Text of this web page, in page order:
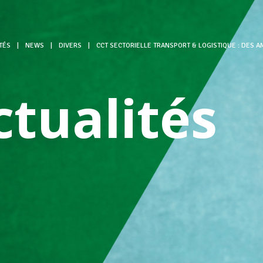
NEWS DIVERS CCT SECTORIELLE TRANSPORT & LOGISTIQUE : DES